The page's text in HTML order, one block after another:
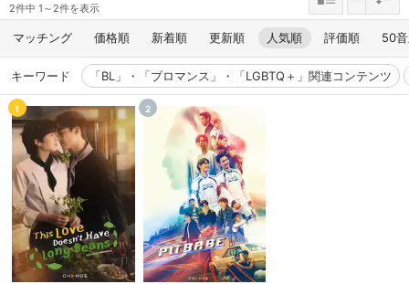
2件中 1～2件を表示
マッチング 価格順 新着順 更新順 人気順 評価順 50
キーワード 「BL」・「ブロマンス」・「LGBTQ＋」関連コンテンツ
1 2